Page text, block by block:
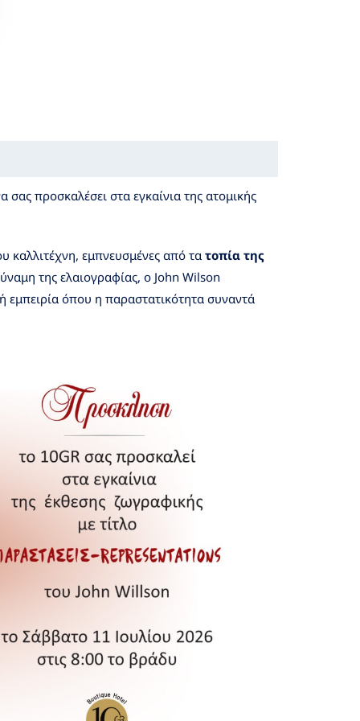
σας προσκαλέσει στα εγκαίνια της ατομικής
καλλιτέχνη, εμπνευσμένες από τα τοπία της
της ελαιογραφίας, ο John Wilson
όπου η παραστατικότητα συναντά